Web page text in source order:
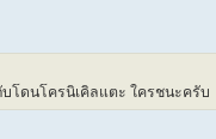
บโดนโครนิเคิลแตะ ใครชนะครับ